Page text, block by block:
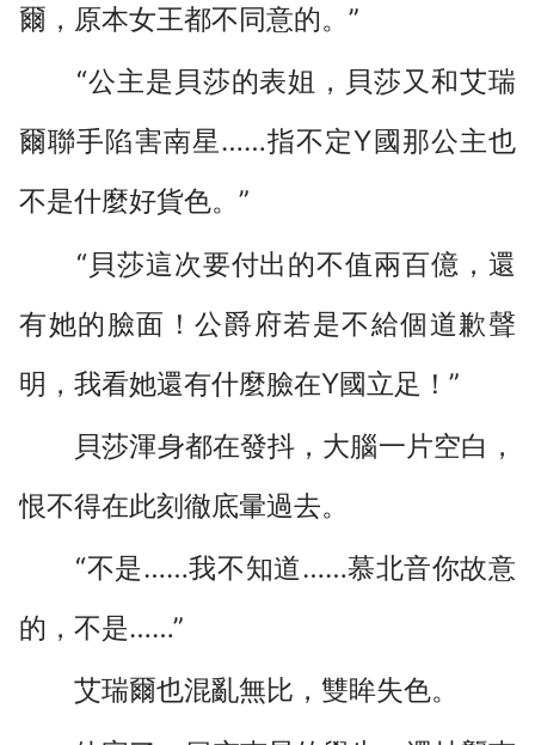
爾，原本女王都不同意的。”
“公主是貝莎的表姐，貝莎又和艾瑞
爾聯手陷害南星……指不定Y國那公主也
不是什麼好貨色。”
“貝莎這次要付出的不值兩百億，還
有她的臉面！公爵府若是不給個道歉聲
明，我看她還有什麼臉在Y國立足！”
貝莎渾身都在發抖，大腦一片空白，
恨不得在此刻徹底暈過去。
“不是……我不知道……慕北音你故意
的，不是……”
艾瑞爾也混亂無比，雙眸失色。